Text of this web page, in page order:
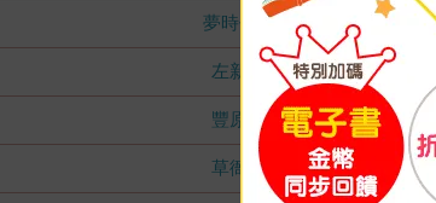
夢時代店
左新店
豐原店
草衙店